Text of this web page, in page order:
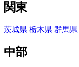
関東
茨城県 栃木県 群馬県
中部